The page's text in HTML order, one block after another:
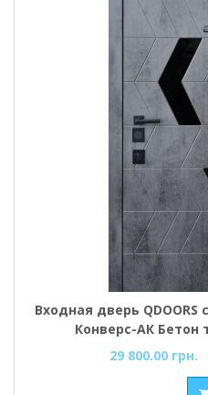
Входная дверь
Конверс-АК
29 800.00 грн.